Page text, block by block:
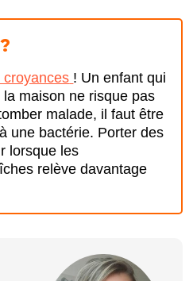
croyances ! Un enfant qui
maison ne risque pas
malade, il faut être
une bactérie. Porter des
lorsque les
relève davantage